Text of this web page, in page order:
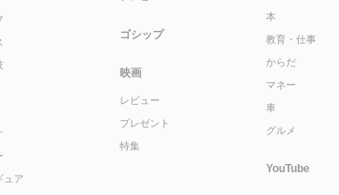
ュア
ゴシップ
映画
レビュー
プレゼント
特集
本
教育・仕事
からだ
マネー
車
グルメ
YouTube